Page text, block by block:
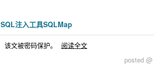
SQL注入工具SQLMap
该文被密码保护。
阅读全文
posted